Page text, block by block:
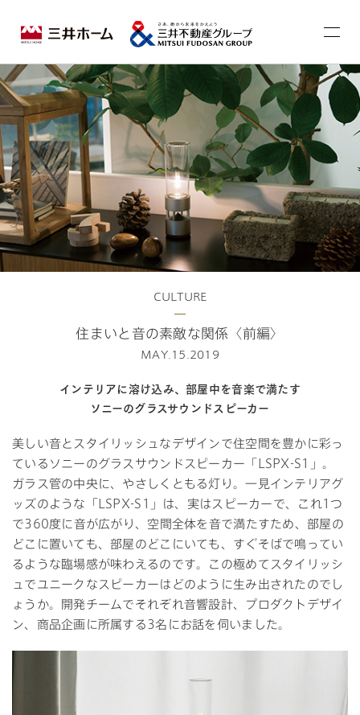
CULTURE
住まいと音の素敵な関係〈前編〉
MAY.15.2019
インテリアに溶け込み、部屋中を音楽で満たす
ソニーのグラスサウンドスピーカー
美しい音とスタイリッシュなデザインで住空間を豊かに彩っ
ているソニーのグラスサウンドスピーカー「LSPX-S1」。
ガラス管の中央に、やさしくともる灯り。一見インテリアグ
ッズのような「LSPX-S1」は、実はスピーカーで、これ1つ
で360度に音が広がり、空間全体を音で満たすため、部屋の
どこに置いても、部屋のどこにいても、すぐそばで鳴ってい
るような臨場感が味わえるのです。この極めてスタイリッシ
ュでユニークなスピーカーはどのように生み出されたのでし
ょうか。開発チームでそれぞれ音響設計、プロダクトデザイ
ン、商品企画に所属する3名にお話を伺いました。